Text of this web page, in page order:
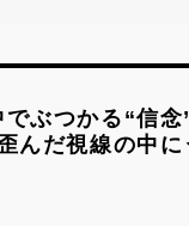
でぶつかる“信念
んだ視線の中に